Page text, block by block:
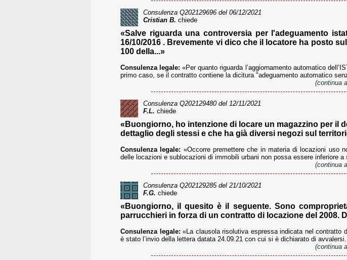
Consulenza Q202129696 del 06/12/2021
Cristian B. chiede
«Salve riguarda una controversia per l'adeguamento
16/10/2016 . Brevemente vi dico che il locatore ha posto
100 della...»
Consulenza legale: «Per quanto riguarda l’aggiornamento automatico
primo caso, se il contratto contiene la dicitura "adeguamento automatico
(continua
Consulenza Q202129480del 12/11/2021
F.L. chiede
«Buongiorno, ho intenzione di locare un magazzino per il
dettaglio degli stessi e che ha già diversi negozi sul
Consulenza legale: «Occorre premettere che in materia di locazioni uso
delle locazioni e sublocazioni di immobili urbani non possa essere inferiore
(continua
Consulenza Q202129285del 21/10/2021
F.G. chiede
«Buongiorno, il quesito è il seguente. Sono
parrucchieri in forza di un contratto di locazione del 2008.
Consulenza legale: «La clausola risolutiva espressa indicata nel contratto
è stato l’invio della lettera datata 24.09.21 con cui si è dichiarato di
(continua